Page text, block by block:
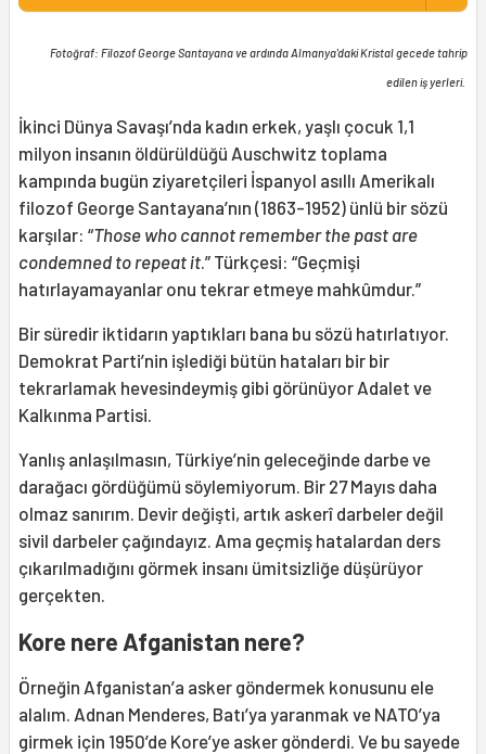
Fotoğraf: Filozof George Santayana ve ardında Almanya'daki Kristal gecede tahrip
edilen iş yerleri.
İkinci Dünya Savaşı’nda kadın erkek, yaşlı çocuk 1,1
milyon insanın öldürüldüğü Auschwitz toplama
kampında bugün ziyaretçileri İspanyol asıllı Amerikalı
filozof George Santayana’nın (1863-1952) ünlü bir sözü
karşılar: “Those who cannot remember the past are
condemned to repeat it.” Türkçesi: “Geçmişi
hatırlayamayanlar onu tekrar etmeye mahkûmdur.”
Bir süredir iktidarın yaptıkları bana bu sözü hatırlatıyor.
Demokrat Parti’nin işlediği bütün hataları bir bir
tekrarlamak hevesindeymiş gibi görünüyor Adalet ve
Kalkınma Partisi.
Yanlış anlaşılmasın, Türkiye’nin geleceğinde darbe ve
darağacı gördüğümü söylemiyorum. Bir 27 Mayıs daha
olmaz sanırım. Devir değişti, artık askerî darbeler değil
sivil darbeler çağındayız. Ama geçmiş hatalardan ders
çıkarılmadığını görmek insanı ümitsizliğe düşürüyor
gerçekten.
Kore nere Afganistan nere?
Örneğin Afganistan’a asker göndermek konusunu ele
alalım. Adnan Menderes, Batı’ya yaranmak ve NATO’ya
girmek için 1950’de Kore’ye asker gönderdi. Ve bu sayede